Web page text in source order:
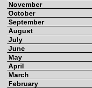
November
October
September
August
July
June
May
April
March
February